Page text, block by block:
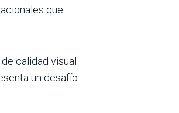
que
calidad visual
un desafío